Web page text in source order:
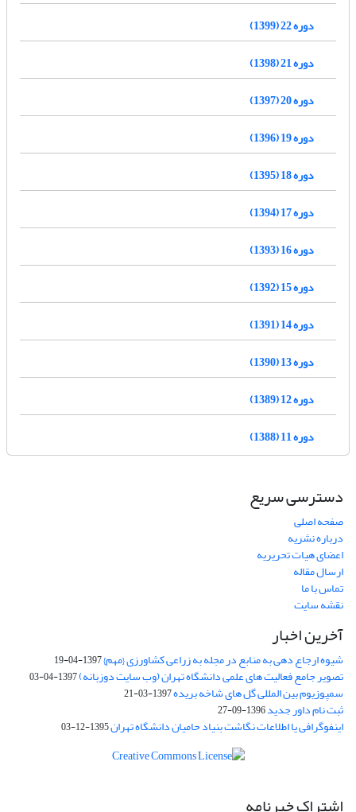
دوره 22 (1399)
دوره 21 (1398)
دوره 20 (1397)
دوره 19 (1396)
دوره 18 (1395)
دوره 17 (1394)
دوره 16 (1393)
دوره 15 (1392)
دوره 14 (1391)
دوره 13 (1390)
دوره 12 (1389)
دوره 11 (1388)
دسترسی سریع
صفحه اصلی
درباره نشریه
اعضای هیات تحریریه
ارسال مقاله
تماس با ما
نقشه سایت
آخرین اخبار
شیوه ارجاع دهی به منابع در مجله به زراعی کشاورزی {مهم}1397-04-19
تصویر جامع فعالیت های علمی دانشگاه تهران (وب سایت دوزبانه)1397-04-03
سمپوزیوم بین المللی گل های شاخه بریده1397-03-21
ثبت نام داور جدید1396-09-27
اینفوگرافی یا اطلاعات نگاشت بنیاد حامیان دانشگاه تهران1395-12-03